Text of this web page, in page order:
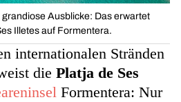
Ausblicke: Das erwartet
Illetes auf Formentera.
internationalen Stränden
die Platja de Ses
Formentera: Nur